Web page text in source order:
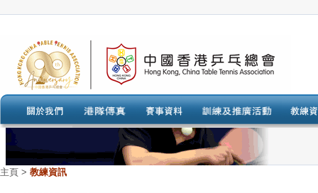
主頁 > 教練資訊